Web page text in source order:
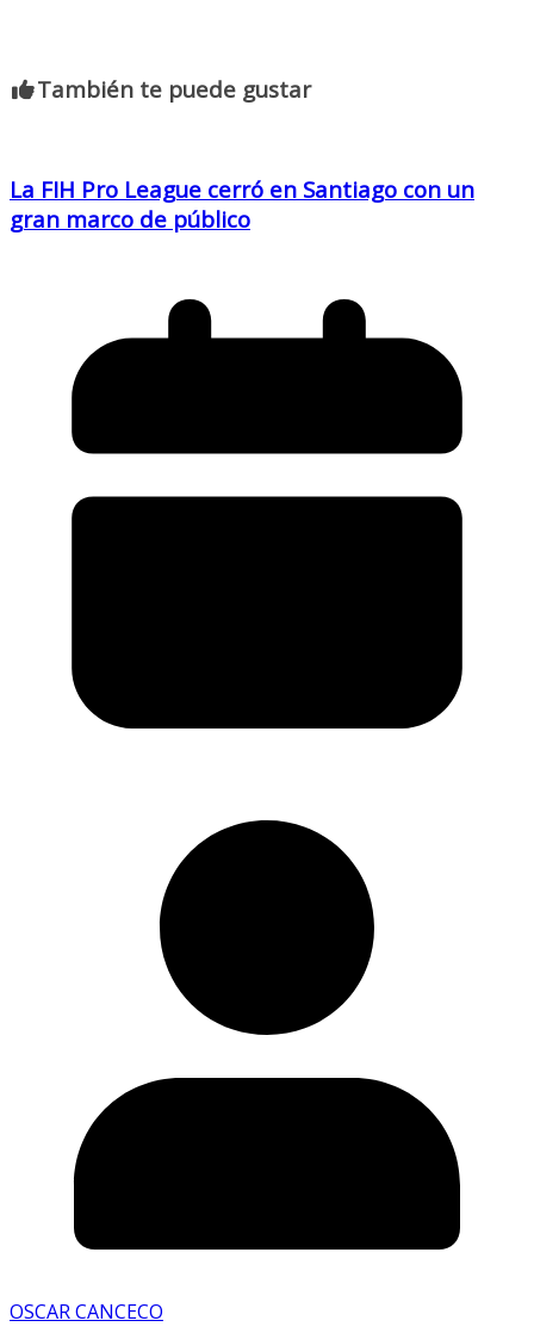
También te puede gustar
La FIH Pro League cerró en Santiago con un
gran marco de público
OSCAR CANCECO